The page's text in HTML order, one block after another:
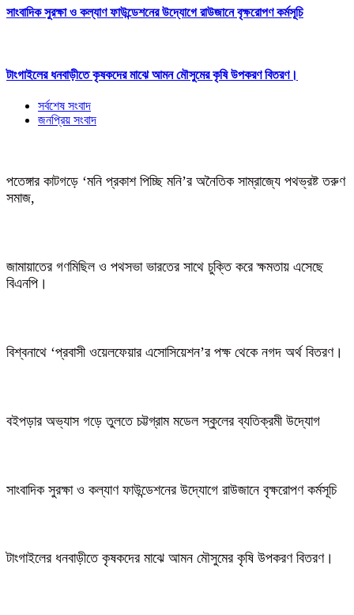
সাংবাদিক সুরক্ষা ও কল্যাণ ফাউন্ডেশনের উদ্যোগে রাউজানে বৃক্ষরোপণ কর্মসূচি
টাংগাইলের ধনবাড়ীতে কৃষকদের মাঝে আমন মৌসুমের কৃষি উপকরণ বিতরণ।
সর্বশেষ সংবাদ
জনপ্রিয় সংবাদ
পতেঙ্গার কাটগড়ে ‘মনি প্রকাশ পিচ্ছি মনি’র অনৈতিক সাম্রাজ্যে পথভ্রষ্ট তরুণ
সমাজ,
জামায়াতের গণমিছিল ও পথসভা ভারতের সাথে চুক্তি করে ক্ষমতায় এসেছে
বিএনপি।
বিশ্বনাথে ‘প্রবাসী ওয়েলফেয়ার এসোসিয়েশন’র পক্ষ থেকে নগদ অর্থ বিতরণ।
বইপড়ার অভ্যাস গড়ে তুলতে চট্টগ্রাম মডেল স্কুলের ব্যতিক্রমী উদ্যোগ
সাংবাদিক সুরক্ষা ও কল্যাণ ফাউন্ডেশনের উদ্যোগে রাউজানে বৃক্ষরোপণ কর্মসূচি
টাংগাইলের ধনবাড়ীতে কৃষকদের মাঝে আমন মৌসুমের কৃষি উপকরণ বিতরণ।